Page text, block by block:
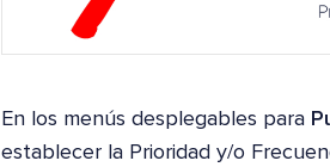
En los menús desplegables para
establecer la Prioridad y/o